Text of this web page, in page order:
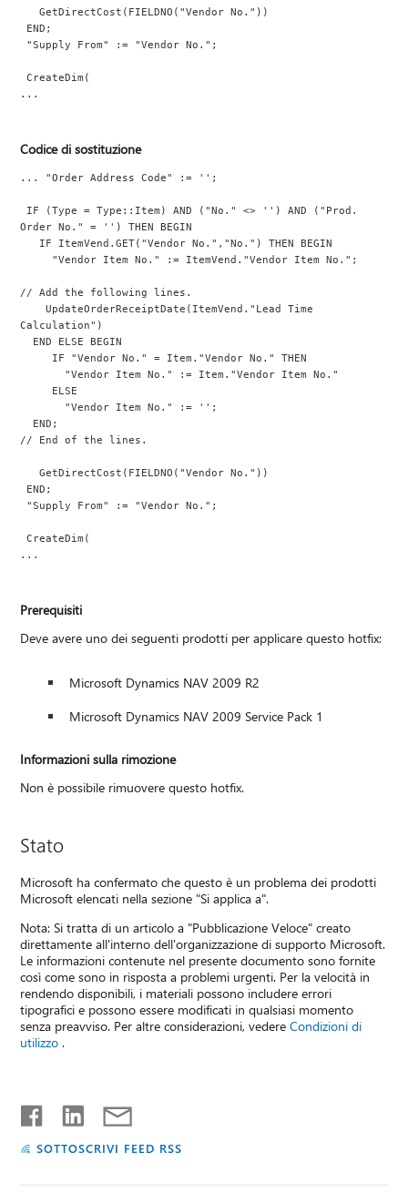
   GetDirectCost(FIELDNO("Vendor No."))
END;
"Supply From" := "Vendor No.";
CreateDim(
...
Codice di sostituzione
... "Order Address Code" := '';
Order No." = '') THEN BEGIN
   IF ItemVend.GET("Vendor No.","No.") THEN BEGIN
     "Vendor Item No." := ItemVend."Vendor Item No.";
// Add the following lines.
    UpdateOrderReceiptDate(ItemVend."Lead Time
Calculation")
  END ELSE BEGIN
     IF "Vendor No." = Item."Vendor No." THEN
       "Vendor Item No." := Item."Vendor Item No."
     ELSE
       "Vendor Item No." := '';
  END;
// End of the lines.
   GetDirectCost(FIELDNO("Vendor No."))
END;
"Supply From" := "Vendor No.";
CreateDim(
...
Prerequisiti
Deve avere uno dei seguenti prodotti per applicare questo hotfix:
Microsoft Dynamics NAV 2009 R2
Microsoft Dynamics NAV 2009 Service Pack 1
Informazioni sulla rimozione
Non è possibile rimuovere questo hotfix.
Stato
Microsoft ha confermato che questo è un problema dei prodotti
Microsoft elencati nella sezione "Si applica a".
Nota: Si tratta di un articolo a "Pubblicazione Veloce" creato
direttamente all'interno dell'organizzazione di supporto Microsoft.
Le informazioni contenute nel presente documento sono fornite
così come sono in risposta a problemi urgenti. Per la velocità in
rendendo disponibili, i materiali possono includere errori
tipografici e possono essere modificati in qualsiasi momento
senza preavviso. Per altre considerazioni, vedereCondizioni di
utilizzo .
SOTTOSCRIVI FEED RSS